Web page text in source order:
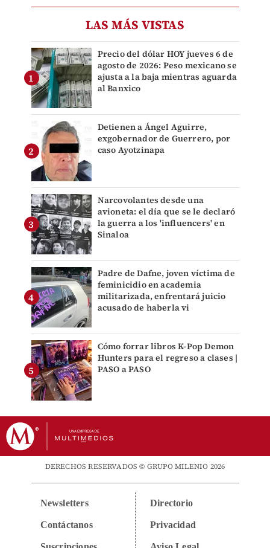
LAS MÁS VISTAS
Precio del dólar HOY jueves 6 de
agosto de 2026: Peso mexicano se
ajusta a la baja mientras aguarda
al Banxico
Detienen a Ángel Aguirre,
exgobernador de Guerrero, por
caso Ayotzinapa
Narcovolantes desde una
avioneta: el día que se le declaró
la guerra a los 'influencers' en
Sinaloa
Padre de Dafne, joven víctima de
feminicidio en academia
militarizada, enfrentará juicio
acusado de haberla vi
Cómo forrar libros K-Pop Demon
Hunters para el regreso a clases |
PASO a PASO
DERECHOS RESERVADOS © GRUPO MILENIO 2026
Newsletters
Contáctanos
Directorio
Privacidad